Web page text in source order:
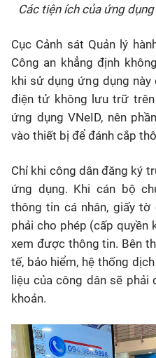
Các tiện ích của ứng
Cục Cảnh sát Quản lý
Công an khẳng định
khi sử dụng ứng dụng
điện tử không lưu trữ
ứng dụng VNeID, nên
vào thiết bị để đánh cắp
Chỉ khi công dân đăng ký
ứng dụng. Khi cán bộ
thông tin cá nhân, giấy
phải cho phép (cấp quyền
xem được thông tin. Bên
tế, bảo hiểm, hệ thống
liệu của công dân sẽ
khoản.